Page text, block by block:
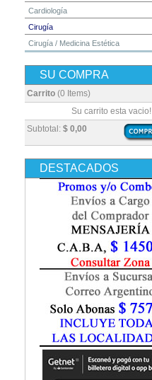
Cardiología
Cirugía
Cirugía / Medicina Estética
Dermatología
Diagnóstico por Imagen / Radiología
Embriología
Enfermería
Epidemiología
Farmacia / Farmacología
Fisiatría / Kinesiología
Fisiología / Fisiopatología
Fonoaudiología
Gastroenterología
Geriatría
Ginecología / Obstetricia
Hematología
Histología
Homeopatía
SU COMPRA
Carrito (0 Items)
Subtotal: $ 0,00
Su carrito esta vacio!
DESTACADOS